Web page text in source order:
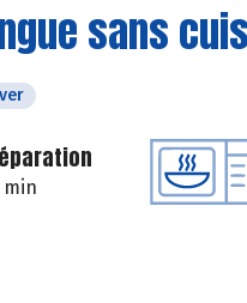
sans
min